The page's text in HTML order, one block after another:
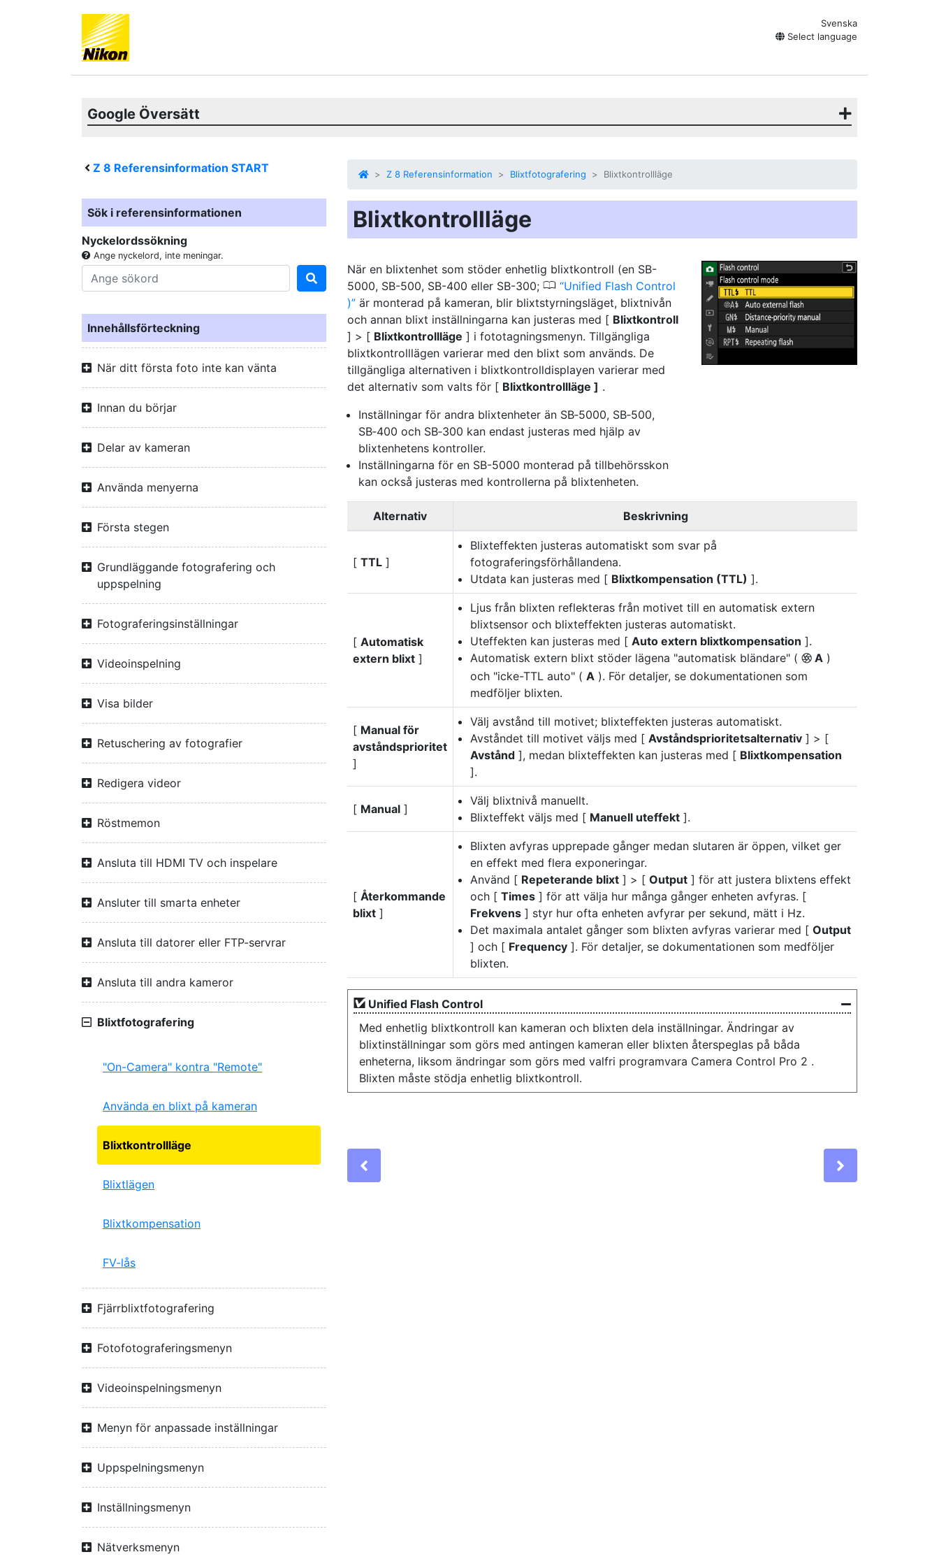
Svenska
Select language
Google Översätt
Z 8 Referensinformation START
Sök i referensinformationen
Nyckelordssökning
Ange nyckelord, inte meningar.
Innehållsförteckning
När ditt första foto inte kan vänta
Innan du börjar
Delar av kameran
Använda menyerna
Första stegen
Grundläggande fotografering och
uppspelning
Fotograferingsinställningar
Videoinspelning
Visa bilder
Retuschering av fotografier
Redigera videor
Röstmemon
Ansluta till HDMI TV och inspelare
Ansluter till smarta enheter
Ansluta till datorer eller FTP-servrar
Ansluta till andra kameror
Blixtfotografering
"On-Camera" kontra "Remote"
Använda en blixt på kameran
Blixtkontrollläge
Blixtlägen
Blixtkompensation
FV-lås
Fjärrblixtfotografering
Fotofotograferingsmenyn
Videoinspelningsmenyn
Menyn för anpassade inställningar
Uppspelningsmenyn
Inställningsmenyn
Nätverksmenyn
Z 8 Referensinformation Blixtfotografering Blixtkontrollläge
Blixtkontrollläge
När en blixtenhet som stöder enhetlig blixtkontroll (en SB-
5000, SB-500, SB-400 eller SB-300; 0 Unified Flash Control
)
är monterad på kameran, blir blixtstyrningsläget, blixtnivån
och annan blixt inställningarna kan justeras med [ Blixtkontroll
] > [ Blixtkontrollläge ] i fototagningsmenyn. Tillgängliga
blixtkontrolllägen varierar med den blixt som används. De
tillgängliga alternativen i blixtkontrolldisplayen varierar med
det alternativ som valts för [ Blixtkontrollläge ] .
Inställningar för andra blixtenheter än SB‑5000, SB‑500,
SB‑400 och SB‑300 kan endast justeras med hjälp av
blixtenhetens kontroller.
Inställningarna för en SB-5000 monterad på tillbehörsskon
kan också justeras med kontrollerna på blixtenheten.
Alternativ Beskrivning
[ TTL ]
Blixteffekten justeras automatiskt som svar på
fotograferingsförhållandena.
Utdata kan justeras med [ Blixtkompensation (TTL) ].
[ Automatisk
extern blixt ]
Ljus från blixten reflekteras från motivet till en automatisk extern
blixtsensor och blixteffekten justeras automatiskt.
Uteffekten kan justeras med [ Auto extern blixtkompensation ].
Automatisk extern blixt stöder lägena "automatisk bländare" ( q A )
och "icke-TTL auto" ( A ). För detaljer, se dokumentationen som
medföljer blixten.
[ Manual för
avståndsprioritet
]
Välj avstånd till motivet; blixteffekten justeras automatiskt.
Avståndet till motivet väljs med [ Avståndsprioritetsalternativ ] > [
Avstånd ], medan blixteffekten kan justeras med [ Blixtkompensation
].
[ Manual ]
Välj blixtnivå manuellt.
Blixteffekt väljs med [ Manuell uteffekt ].
[ Återkommande
blixt ]
Blixten avfyras upprepade gånger medan slutaren är öppen, vilket ger
en effekt med flera exponeringar.
Använd [ Repeterande blixt ] > [ Output ] för att justera blixtens effekt
och [ Times ] för att välja hur många gånger enheten avfyras. [
Frekvens ] styr hur ofta enheten avfyrar per sekund, mätt i Hz.
Det maximala antalet gånger som blixten avfyras varierar med [ Output
] och [ Frequency ]. För detaljer, se dokumentationen som medföljer
blixten.
Unified Flash Control
Med enhetlig blixtkontroll kan kameran och blixten dela inställningar. Ändringar av
blixtinställningar som görs med antingen kameran eller blixten återspeglas på båda
enheterna, liksom ändringar som görs med valfri programvara Camera Control Pro 2 .
Blixten måste stödja enhetlig blixtkontroll.